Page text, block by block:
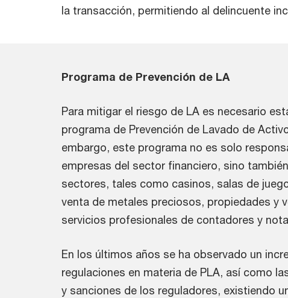
la transacción, permitiendo al delincuente
Programa de Prevención de LA
Para mitigar el riesgo de LA es necesario
programa de Prevención de Lavado de
embargo, este programa no es solo
empresas del sector financiero, sino
sectores, tales como casinos, salas de
venta de metales preciosos, propiedades y
servicios profesionales de contadores y
En los últimos años se ha observado un
regulaciones en materia de PLA, así como
y sanciones de los reguladores, existiendo